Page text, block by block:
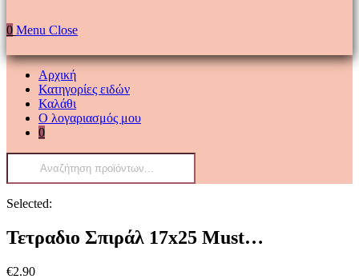
0 Menu Close
Αρχική
Κατηγορίες ειδών
Καλάθι
Ο λογαριασμός μου
0
Products
Selected:
Τετραδιο Σπιράλ 17x25 Must…
€2.90